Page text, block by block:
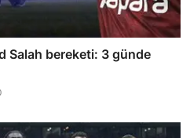
Salah bereketi: 3 günde